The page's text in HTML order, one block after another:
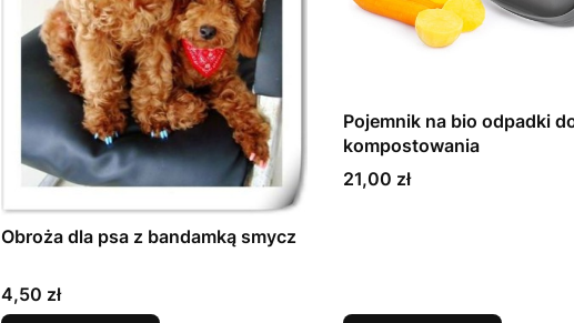
Obroża dla psa z bandamką smycz
Cena
4,50 zł
Pojemnik na bio odpadki
kompostowania
Cena
21,00 zł